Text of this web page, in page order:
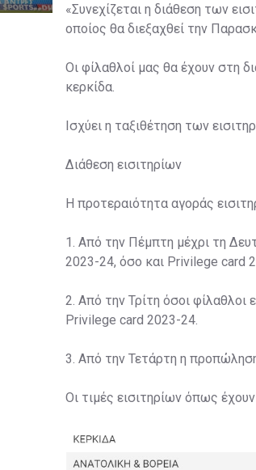
«Συνεχίζεται η διάθεση των
οποίος θα διεξαχθεί την
Οι φίλαθλοί μας θα έχουν στη
κερκίδα.
Ισχύει η ταξιθέτηση των
Διάθεση εισιτηρίων
Η προτεραιότητα αγοράς
1. Από την Πέμπτη μέχρι τη
2023-24, όσο και Privilege card
2. Από την Τρίτη όσοι φίλαθλοι
Privilege card 2023-24.
3. Από την Τετάρτη η προπώληση
Οι τιμές εισιτηρίων όπως